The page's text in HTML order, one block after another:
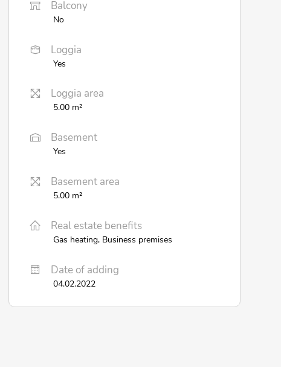
Balcony
No
Loggia
Yes
Loggia area
5.00 m²
Basement
Yes
Basement area
5.00 m²
Real estate benefits
Gas heating, Business premises
Date of adding
04.02.2022